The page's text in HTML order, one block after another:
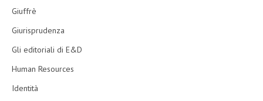
Giuffrè
Giurisprudenza
Gli editoriali di E&D
Human Resources
Identità